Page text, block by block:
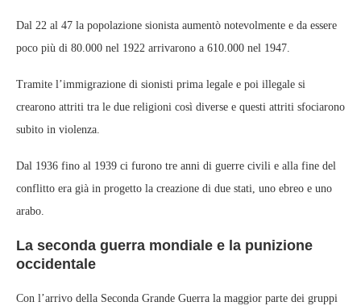
Dal 22 al 47 la popolazione sionista aumentò notevolmente e da essere
poco più di 80.000 nel 1922 arrivarono a 610.000 nel 1947.
Tramite l’immigrazione di sionisti prima legale e poi illegale si
crearono attriti tra le due religioni così diverse e questi attriti sfociarono
subito in violenza.
Dal 1936 fino al 1939 ci furono tre anni di guerre civili e alla fine del
conflitto era già in progetto la creazione di due stati, uno ebreo e uno
arabo.
La seconda guerra mondiale e la punizione
occidentale
Con l’arrivo della Seconda Grande Guerra la maggior parte dei gruppi